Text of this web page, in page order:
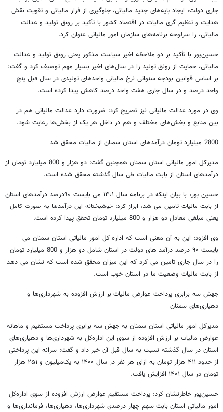
جاری دولت، ایجاد پایه‌های جدید مالیاتی، جلوگیری از فرار مالیاتی و تقویت نقش
هدایت و تنظیم گری مالیات در اقتصاد کشور با تأکید بر رونق تولید و عدالت
مالیاتی، را سرلوحه برنامه‌های سازمان امور مالیاتی عنوان کرد.
حسین‌پور با تأکید بر دو ملاحظه اخیر سیاست مذکور یعنی رونق تولید و عدالت
مالیاتی، حمایت از رونق تولید را در سال‌های اخیر بسیار مهم توصیف کرد و گفت:
بر اساس قوانین بودجه سنواتی نرخ مالیاتی واحدهای تولیدی در سال قبل پنج
واحد درصد و در سال جاری هفت واحد درصد کاهش پیدا کرده است.
وی در مورد عدالت مالیاتی نیز تصریح کرد: ضرورت دارد عدالت مالیاتی هم در
بین منابع و بخش‌های مختلف و هم در داخل هر یک از بخش‌ها رعایت شود.
2800 میلیارد تومان درآمدهای استان سمنان از مالیات محقق شد
مدیرکل امور مالیاتی استان سمنان همچنین گفت: دو هزار و 800 میلیارد تومان از
درآمدهای استان از بابت مالیات طی سال گذشته محقق شده است.
حسین پور، با بیان اینکه در برنامه سال ۱۴۰۱ می بایست ۹۰درصد درآمدهای استان
از بابت مالیات تامین می شد، ابراز کرد: خوشبختانه این درآمدها به صورت کامل
یعنی مبلغی معادل دو هزار و 800 میلیارد تومان تحقق پیدا کرده است.
وی افزود: این به آن معنی است که اداره کل امور مالیاتی استان سمنان می
بایست ۹۰ درصد درآمد های دولت در استان شامل دو هزار و 800 میلیارد تومان
را در سال جاری تامین می کرد که این میزان محقق شده است که نشان می دهد
از بابت مالیات وضعیت ما در استان خوب است.
جهش سه برابری پرداخت عوارض مالیات بر ارزش افزوده به شهرداری‌ها و
دهیاری‌های سمنان
مدیرکل امور مالیاتی استان سمنان به جهش سه برابری پرداخت مستقیم و ماهانه
عوارض مالیات بر ارزش افزوده از سوی این اداره‌کل به شهرداری‌ها و دهیاری‌های
استان در سال گذشته نسبت به سال قبل آن خبر داد و گفت: سرانه این پرداختی
از حدود ۴۱۱ هزار تومان به ازای هر نفر در سال ۱۴۰۰ به یک‌میلیون و ۲۵۱ هزار
تومان در سال ۱۴۰۱ افزایش یافت.
حسین‌پور خاطرنشان کرد: پرداخت مستقیم عوارض ارزش افزوده از سوی اداره‌کل
امور مالیاتی استان بابت سهم چهار درصدی شهرداری‌ها، دهیاری‌ها، فرمانداری‌ها و